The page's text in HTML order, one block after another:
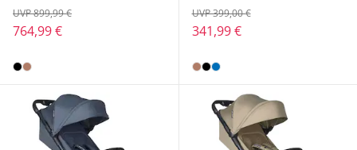
764,99 €
UVP 899,99 €
341,99 €
UVP 399,00 €